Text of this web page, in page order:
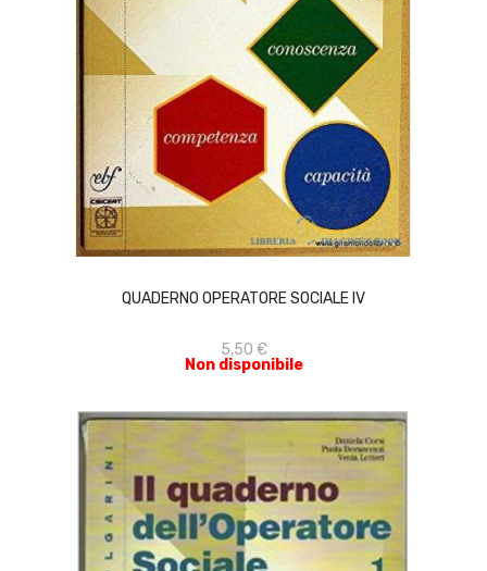
QUADERNO OPERATORE SOCIALE IV
5,50 €
Non disponibile
ACQUISTA